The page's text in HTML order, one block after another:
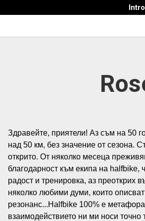
Здравейте, приятели! Аз съм на 50
над 50 км, без значение от сезона.
открито. От няколко месеца
благодарност към екипа на halfbike,
радост и тренировка, аз преоткрих
няколко любими думи, които
резонанс...Halfbike 100% е
взаимодействието ни ми носи